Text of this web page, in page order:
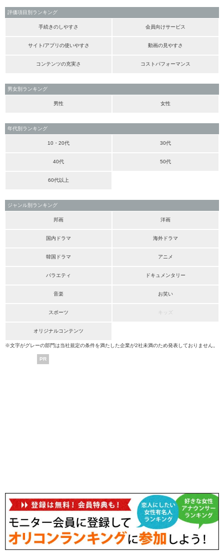
評価項目別ランキング
手続きのしやすさ 会員向けサービス
サイト/アプリの使いやすさ 動画の見やすさ
コンテンツの充実さ コストパフォーマンス
男女別ランキング
男性 女性
年代別ランキング
10・20代 30代
40代 50代
60代以上
ジャンル別ランキング
邦画 洋画
国内ドラマ 海外ドラマ
韓国ドラマ アニメ
バラエティ ドキュメンタリー
音楽 お笑い
スポーツ キッズ
オリジナルコンテンツ
※文字がグレーの部門は当社規定の条件を満たした企業が2社未満のため発表しておりません。
PR